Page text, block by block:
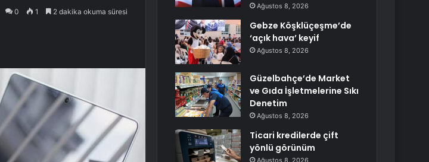
0 1 2 dakika okuma süresi
Ağustos 8, 2026
Gebze Köşklüçeşme’de
‘açık hava’ keyif
Ağustos 8, 2026
Güzelbahçe’de Market
ve Gıda İşletmelerine Sıkı
Denetim
Ağustos 8, 2026
Ticari kredilerde çift
yönlü görünüm
Ağustos 8, 2026